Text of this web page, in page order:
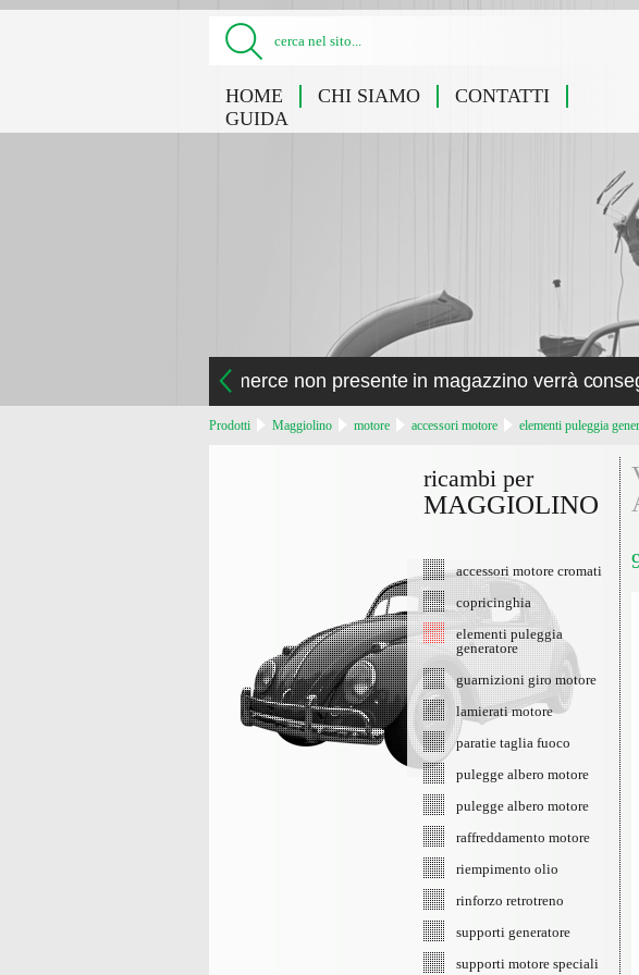
cerca nel sito...
HOME CHI SIAMO
CONTATTI
GUIDA
la merce non presente in magazzino verrà
Prodotti Maggiolino motore accessori motore elementi puleggia
ricambi per
MAGGIOLINO
accessori motore cromati
copricinghia
elementi puleggia
generatore
guarnizioni giro motore
lamierati motore
paratie taglia fuoco
pulegge albero motore
pulegge albero motore
raffreddamento motore
riempimento olio
rinforzo retrotreno
supporti generatore
supporti motore speciali